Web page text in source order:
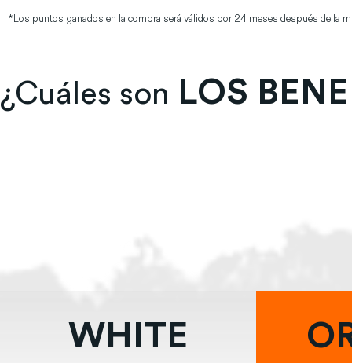
*Los puntos ganados en la compra será válidos por 24 meses después de la
¿ Cuáles son LOS
WHITE